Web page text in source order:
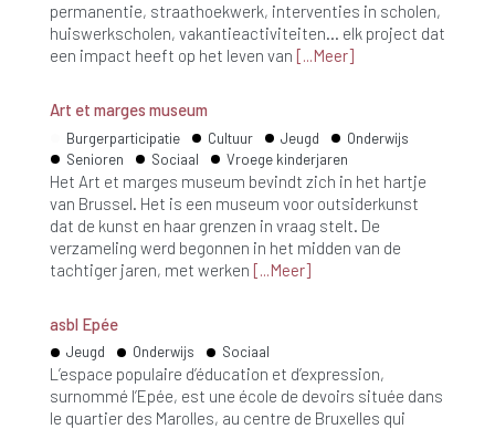
permanentie, straathoekwerk, interventies in scholen,
huiswerkscholen, vakantieactiviteiten… elk project dat
een impact heeft op het leven van
Meer
Art et marges museum
Burgerparticipatie Cultuur Jeugd
Onderwijs
Senioren
Sociaal Vroege kinderjaren
Het Art et marges museum bevindt zich in het hartje
van Brussel. Het is een museum voor outsiderkunst
dat de kunst en haar grenzen in vraag stelt. De
verzameling werd begonnen in het midden van de
tachtiger jaren, met werken
Meer
asbl Epée
Jeugd Onderwijs Sociaal
L’espace populaire d’éducation et d’expression,
surnommé l’Epée, est une école de devoirs située dans
le quartier des Marolles, au centre de Bruxelles qui